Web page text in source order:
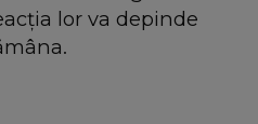
lor va depinde